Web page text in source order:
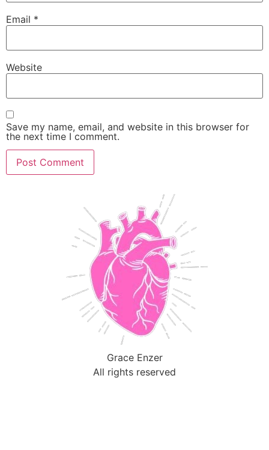
Email *
Website
Save my name, email, and website in this browser for
the next time I comment.
Grace Enzer
All rights reserved